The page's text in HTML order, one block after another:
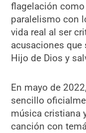
flagelación como
paralelismo con
vida real al ser
acusaciones
Hijo de Dios y
En mayo de
sencillo
música cristiana
canción con